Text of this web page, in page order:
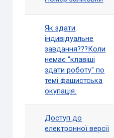
Як здати
індивідуальне
завдання???Коли
немає "клавіші
здати роботу" по
темі фашистська
окупація.
Доступ до
електронної версії